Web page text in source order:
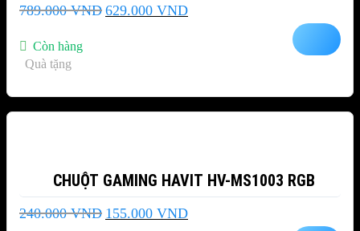
789.000VND Giá
629.000 VNDGiá
Còn hàng
Quà tặng
CHUỘT GAMING HAVIT HV-MS1003 RGB
240.000VND Giá
155.000 VNDGiá